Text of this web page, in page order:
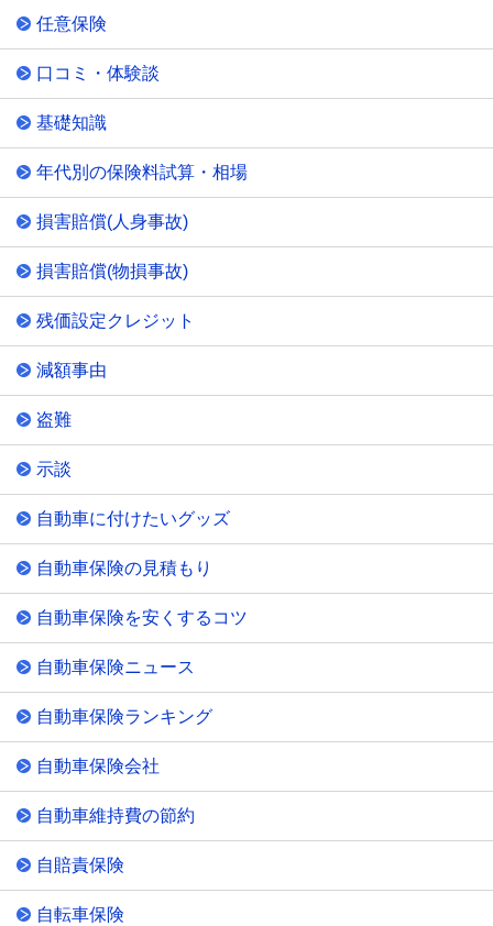
任意保険
口コミ・体験談
基礎知識
年代別の保険料試算・相場
損害賠償(人身事故)
損害賠償(物損事故)
残価設定クレジット
減額事由
盗難
示談
自動車に付けたいグッズ
自動車保険の見積もり
自動車保険を安くするコツ
自動車保険ニュース
自動車保険ランキング
自動車保険会社
自動車維持費の節約
自賠責保険
自転車保険